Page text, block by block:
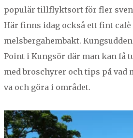
pop­ulär till­fly­k­t­sort för fler
Här finns idag ock­så ett fint
mels­ber­ga­hem­bakt.
Point i Kungsör där man kan få
med broschyr­er och tips på
va och göra i området.